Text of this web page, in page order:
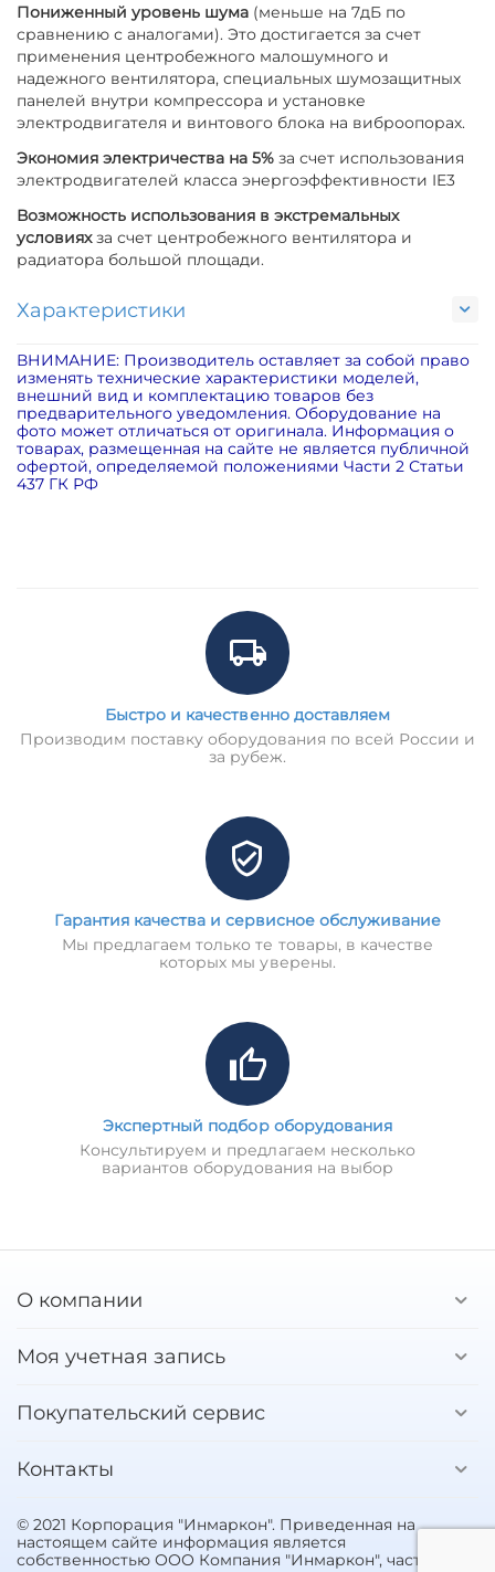
Пониженный уровень шума (меньше на 7дБ по
сравнению с аналогами). Это достигается за счет
применения центробежного малошумного и
надежного вентилятора, специальных шумозащитных
панелей внутри компрессора и установке
электродвигателя и винтового блока на виброопорах.
Экономия электричества на 5% за счет использования
электродвигателей класса энергоэффективности IE3
Возможность использования в экстремальных
условияхза счет центробежного вентилятора и
радиатора большой площади.
Характеристики
ВНИМАНИЕ: Производитель оставляет за собой право
изменять технические характеристики моделей,
внешний вид и комплектацию товаров без
предварительного уведомления. Оборудование на
фото может отличаться от оригинала. Информация о
товарах, размещенная на сайте не является публичной
офертой, определяемой положениями Части 2 Статьи
437 ГК РФ
Быстро и качественно доставляем
Производим поставку оборудования по всей России и
за рубеж.
Гарантия качества и сервисное обслуживание
Мы предлагаем только те товары, в качестве
которых мы уверены.
Экспертный подбор оборудования
Консультируем и предлагаем несколько
вариантов оборудования на выбор
О компании
Моя учетная запись
Покупательский сервис
Контакты
© 2021 Корпорация "Инмаркон". Приведенная на
настоящем сайте информация является
собственностью ООО Компания "Инмаркон", частичное